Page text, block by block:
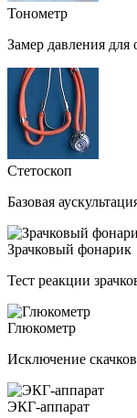
Тонометр
Замер давления для
Стетоскоп
Базовая
Зрачковый фонарик
Тест реакции
Глюкометр
Исключение
ЭКГ-аппарат